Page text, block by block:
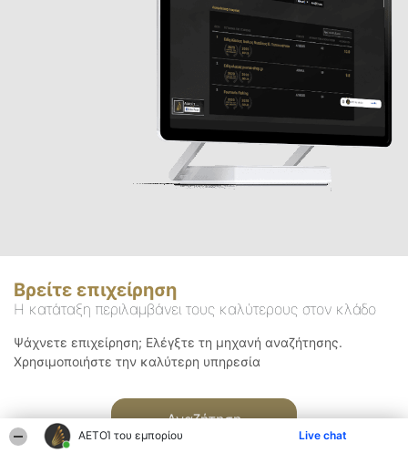
ΑΕΤΟΊ του εμπορίου Live chat
Βρείτε επιχείρηση
Η κατάταξη περιλαμβάνει τους καλύτερους στον κλάδο
Ψάχνετε επιχείρηση; Ελέγξτε τη μηχανή αναζήτησης.
Χρησιμοποιήστε την καλύτερη υπηρεσία
Αναζήτηση